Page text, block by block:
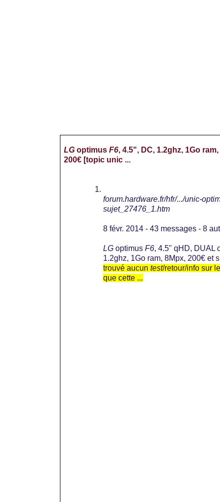
LGoptimus F6, 4.5", DC, 1.2ghz, 1Go ram,
200€ [topic unic ...
forum.hardware.fr/hfr/.../unic-
sujet_27476_1.htm
8 févr. 2014 - 43 messages - ‎8
LGoptimus F6, 4.5" qHD, DUAL
1.2ghz, 1Go ram, 8Mpx, 200€ et
trouvé aucun test/retour/info sur
que cette ...